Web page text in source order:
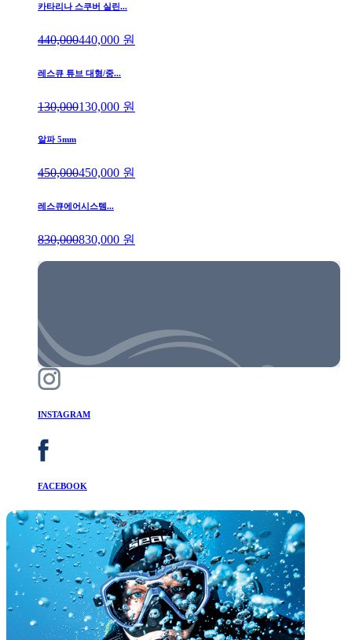
카타리나 스쿠버 실린...
440,000440,000 원
레스큐 튜브 대형/중...
130,000130,000 원
알파 5mm
450,000450,000 원
레스큐에어시스템...
830,000830,000 원
INSTAGRAM
FACEBOOK